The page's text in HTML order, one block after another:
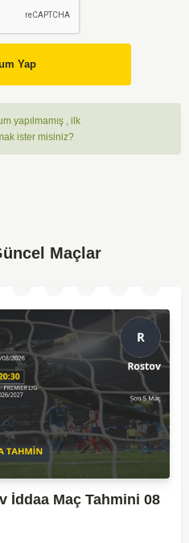
Yap
yapılmamış , ilk
ister misiniz?
Maçlar
İddaa Maç Tahmini 08